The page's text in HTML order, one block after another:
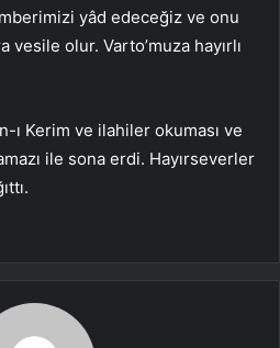
yâd edeceğiz ve onu
vesile olur. Varto’muza hayırlı
ı Kerim ve ilahiler okuması ve
ile sona erdi. Hayırseverler